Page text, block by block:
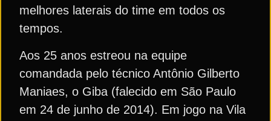
melhores laterais do time em todos os
tempos.
Aos 25 anos estreou na equipe
comandada pelo técnico Antônio Gilberto
Maniaes, o Giba (falecido em São Paulo
em 24 de junho de 2014). Em jogo na Vila